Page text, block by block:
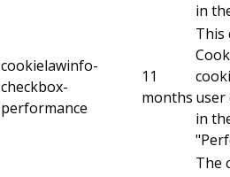
in
cookielawinfo-
checkbox-
performance
11
months
This
user
in
The